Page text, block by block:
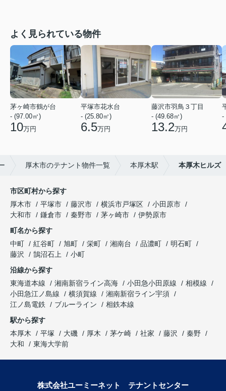
よく見られている物件
茅ヶ崎市鶴が台
- (97.00㎡)
10万円
平塚市花水台
- (25.80㎡)
6.5万円
藤沢市羽鳥３丁目
- (49.68㎡)
13.2万円
-
厚木市のテナント物件一覧 本厚木駅 本厚木ヒルズ
市区町村から探す
厚木市
平塚市 藤沢市 横浜市戸塚区
小田原市
大和市
鎌倉市 秦野市 茅ヶ崎市
伊勢原市
町名から探す
中町
紅谷町 旭町 栄町 湘南台 品濃町
明石町
藤沢
鵠沼石上
小町
沿線から探す
東海道本線
湘南新宿ライン高海 小田急小田原線
相模線
小田急江ノ島線
横須賀線
湘南新宿ライン宇須
江ノ島電鉄
ブルーライン
相鉄本線
駅から探す
本厚木
平塚 大磯 厚木 茅ケ崎 社家 藤沢
秦野
大和
東海大学前
株式会社ユーミーネット テナントセンター